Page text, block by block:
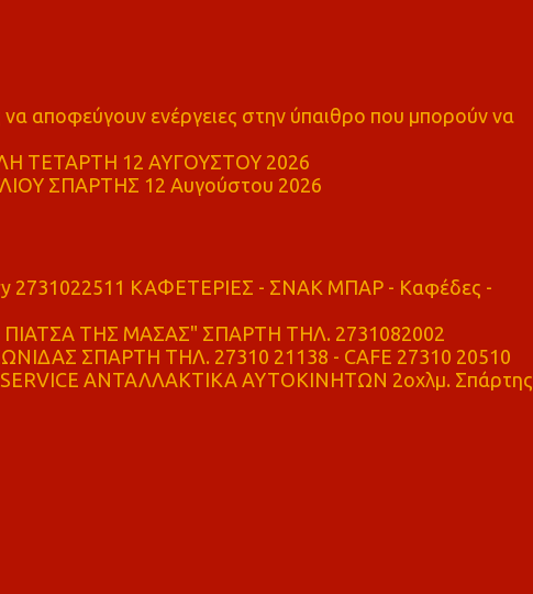
αποφεύγουν ενέργειες στην ύπαιθρο που μπορούν να
ΤΕΤΑΡΤΗ 12 ΑΥΓΟΥΣΤΟΥ 2026
ΣΠΑΡΤΗΣ 12 Αυγούστου 2026
2731022511 ΚΑΦΕΤΕΡΙΕΣ - ΣΝΑΚ ΜΠΑΡ - Καφέδες -
ΤΗΣ ΜΑΣΑΣ" ΣΠΑΡΤΗ ΤΗΛ. 2731082002
ΣΠΑΡΤΗ ΤΗΛ. 27310 21138 - CAFE 27310 20510
ΑΝΤΑΛΛΑΚΤΙΚΑ ΑΥΤΟΚΙΝΗΤΩΝ 2οχλμ. Σπάρτης